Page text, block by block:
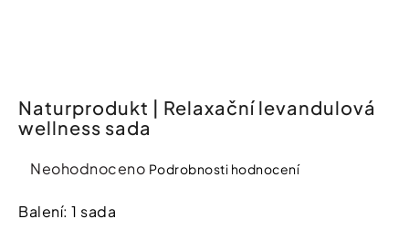
prostředky
Péče
Průměrné
produktu
Neohodnoceno Podrobnosti hodnocení
Naturprodukt | Relaxační levandulová
wellness sada
Balení: 1 sada
HLEDAT
D